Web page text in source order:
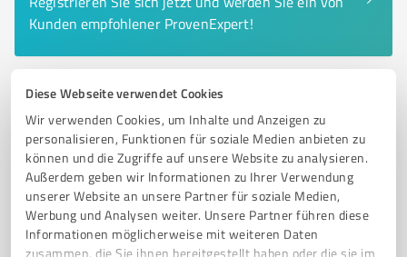
Diese Webseite verwendet Cookies
Wir verwenden Cookies, um Inhalte und Anzeigen zu
personalisieren, Funktionen für soziale Medien anbieten zu
können und die Zugriffe auf unsere Website zu analysieren.
Außerdem geben wir Informationen zu Ihrer Verwendung
unserer Website an unsere Partner für soziale Medien,
Werbung und Analysen weiter. Unsere Partner führen diese
Informationen möglicherweise mit weiteren Daten
zusammen, die Sie ihnen bereitgestellt haben oder die sie im
Kunden empfohlener ProvenExpert!
6 IT-Dienstleistungen
ene't GmbH Hückelhoven
Softwarelösungen und Dienstleistungen für die
Energiewirtschaft von ene't GmbH
SOFTWAREENTWICKLER ENERGIEWIRTSCHAFT DIGITALISIERUNG
DIENSTLEISTUNGEN MARKTDATEN ANWENDUNGEN